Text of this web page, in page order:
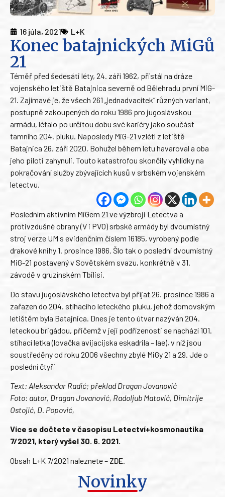
16 júla, 2021 L+K
Konec batajnických MiGů
21
Téměř před šedesáti léty, 24. září 1962, přistál na dráze
vojenského letiště Batajnica severně od Bělehradu první MiG-
21. Zajímavé je, že všech 261 „jednadvacítek“ různých variant,
postupně zakoupených do roku 1986 pro jugoslávskou
armádu, létalo po určitou dobu své kariéry jako součást
tamního 204. pluku. Naposledy MiG-21 vzlétl z letiště
Batajnica 26. září 2020. Bohužel během letu havaroval a oba
jeho piloti zahynuli. Touto katastrofou skončily vyhlídky na
pokračování služby zbývajících kusů v srbském vojenském
letectvu.
Posledním aktivním MiGem 21 ve výzbroji Letectva a
protivzdušné obrany (V i PVO) srbské armády byl dvoumístný
stroj verze UM s evidenčním číslem 16185, vyrobený podle
drakové knihy 1. prosince 1986. Šlo tak o poslední dvoumístný
MiG-21 postavený v Sovětském svazu, konkrétně v 31.
závodě v gruzínském Tbilisi.
Do stavu jugoslávského letectva byl přijat 26. prosince 1986 a
zařazen do 204. stíhacího leteckého pluku, jehož domovským
letištěm byla Batajnica. Dnes je tento útvar nazýván 204.
leteckou brigádou, přičemž v její podřízenosti se nachází 101.
stíhací letka (lovačka avijacijska eskadrila – lae), v níž jsou
soustředěny od roku 2006 všechny zbylé MiGy 21 a 29. Jde o
poslední čtyři
Text: Aleksandar Radić; překlad Dragan Jovanović
Foto: autor, Dragan Jovanović, Radoljub Matović, Dimitrije
Ostojić, D. Popović,
Více se dočtete v časopisu Letectví+kosmonautika
7/2021, který vyšel 30. 6. 2021.
Obsah L+K 7/2021 naleznete – ZDE
Novinky